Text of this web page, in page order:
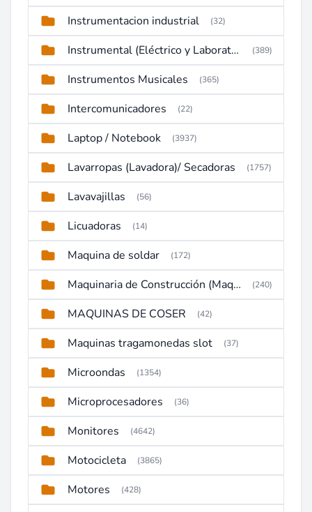
Instrumentacion industrial (32)
Instrumental (Eléctrico y Laboratorio) (389)
Instrumentos Musicales (365)
Intercomunicadores (22)
Laptop / Notebook (3937)
Lavarropas (Lavadora)/ Secadoras (1757)
Lavavajillas (56)
Licuadoras (14)
Maquina de soldar (172)
Maquinaria de Construcción (Maquinaria Pesada) (240)
MAQUINAS DE COSER (42)
Maquinas tragamonedas slot (37)
Microondas (1354)
Microprocesadores (36)
Monitores (4642)
Motocicleta (3865)
Motores (428)